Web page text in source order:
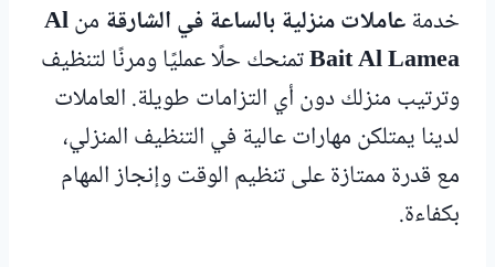
خدمةعاملات منزلية بالساعة في الشارقة منAl
Bait Al Lameaتمنحك حلًا عمليًا ومرنًا لتنظيف
وترتيب منزلك دون أي التزامات طويلة. العاملات
لدينا يمتلكن مهارات عالية في التنظيف المنزلي،
مع قدرة ممتازة على تنظيم الوقت وإنجاز المهام
بكفاءة.